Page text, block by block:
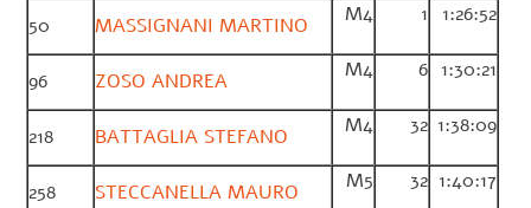
50 MASSIGNANI MARTINO M4 1 1:26:52
96 ZOSO ANDREA M4 6 1:30:21
218 BATTAGLIA STEFANO M4 32 1:38:09
258 STECCANELLA MAURO M5 32 1:40:17